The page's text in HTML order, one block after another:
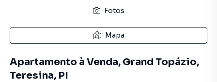
Fotos
Mapa
Apartamento à Venda, Grand Topázio,
Teresina, PI